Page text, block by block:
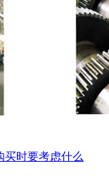
买时要考虑什么